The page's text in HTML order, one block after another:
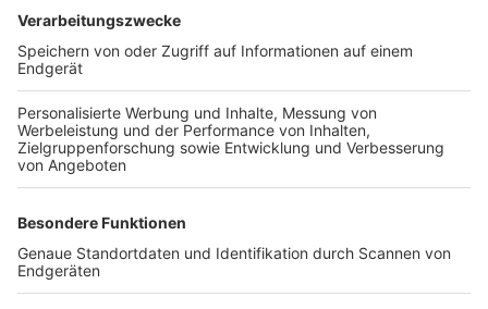
BZ-Card schnapp.de Kontakt
Mediadaten Datenschutz Cookie-Einstellungen Impressum
+49 761 496 8888
Tickethotline Mo–Fr: 9–12 Uhr
System